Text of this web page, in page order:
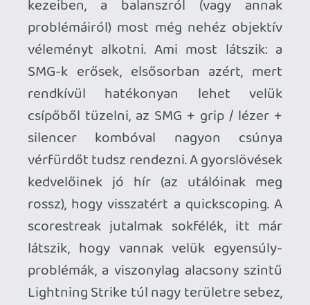
Neked a YT paródia videó a hiteles forrás,
meg a sok hater balfasz szövege? A
fórumokban és a híreknél meg ott vagyok,
de ami legfontosabb (bár tudom, rettentő
furán hangzik) JÁTSZOM is vele. Nyilván én
tudok róla kevesebbet...
Még csak azt sem mondhatom, hogy
ostoba vagy, mert azzal megsérteném az
ostobákat.
kompedli 2012.12.01 19:28:10
kompedli 2012.12.03 11:33:53 #011bw
lejáratni magam, csak olyanok előtt akinek
a szava ér is valamit. Milyen érdekes,
amiket a RE6 hírekhez írtam, senki nem
mondta rájuk hogy nem úgy van.
Szóval majd pont a te véleményed fog
engem érdekelni 🙂